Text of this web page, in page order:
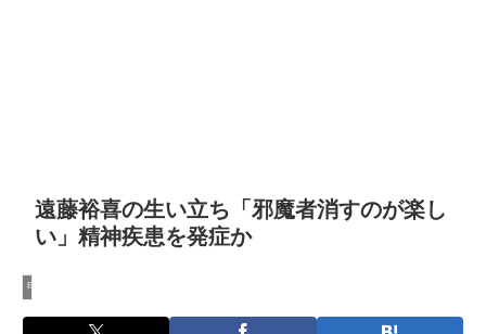
遠藤裕喜の生い立ち「邪魔者消すのが楽し
い」精神疾患を発症か
甲府19才少年放火事件